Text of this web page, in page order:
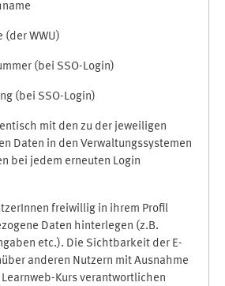
(der WWU)
(bei SSO-Login)
(bei SSO-Login)
mit den zu der jeweiligen
Daten in den Verwaltungssystemen
bei jedem erneuten Login
freiwillig in ihrem Profil
Daten hinterlegen (z.B.
etc.). Die Sichtbarkeit der E-
anderen Nutzern mit Ausnahme
Kurs verantwortlichen